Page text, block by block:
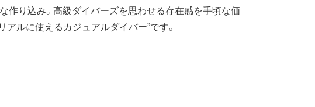
作り込み。高級ダイバーズを思わせる存在感を手頃な価
アルに使えるカジュアルダイバー”です。